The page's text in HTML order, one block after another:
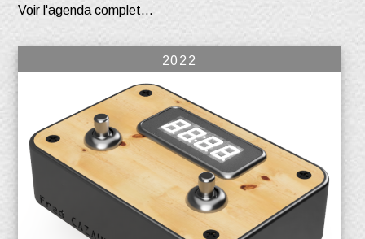
Voir l'agenda complet...
2022